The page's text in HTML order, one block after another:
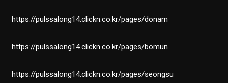
https://pulssalong14.clickn.co.kr/pages/donam
https://pulssalong14.clickn.co.kr/pages/bomun
https://pulssalong14.clickn.co.kr/pages/seongsu